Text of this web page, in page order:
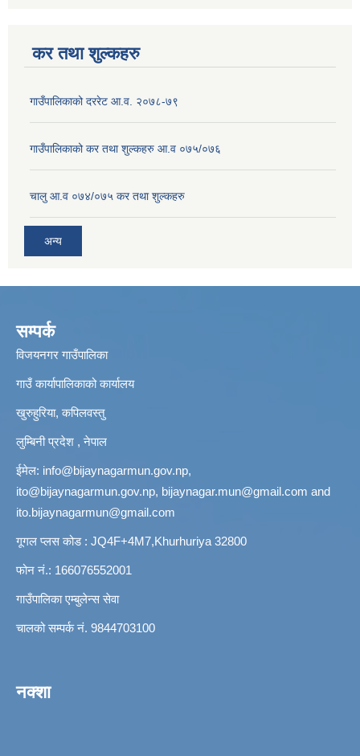
कर तथा शुल्कहरु
गाउँपालिकाको दररेट आ.व. २०७८-७९
गाउँपालिकाको कर तथा शुल्कहरु आ.व ०७५/०७६
चालु आ.व ०७४/०७५ कर तथा शुल्कहरु
अन्य
सम्पर्क
विजयनगर गाउँपालिका
गाउँ कार्यापालिकाको कार्यालय
खुरुहुरिया, कपिलवस्तु
लुम्बिनी प्रदेश , नेपाल
ईमेल: info@bijaynagarmun.gov.np,
ito@bijaynagarmun.gov.np, bijaynagar.mun@gmail.com and
ito.bijaynagarmun@gmail.com
गूगल प्लस कोड : JQ4F+4M7,Khurhuriya 32800
फोन नं.: 166076552001
गाउँपालिका एम्बुलेन्स सेवा
चालको सम्पर्क नं. 9844703100
नक्शा